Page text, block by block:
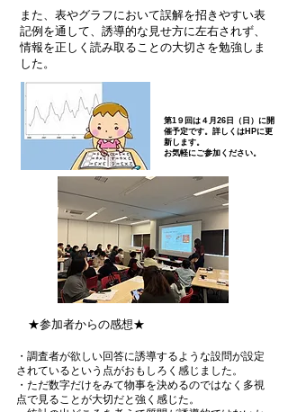
また、表やグラフにおいて誤解を招きやすい表
記例を通して、誘導的な見せ方に左右されず、
情報を正しく読み取ることの大切さを勉強しま
した。
第1９回は４月26日（日）に開
催予定です。 詳しくはHPに更
新します。
お気軽にご参加ください。
★参加者からの感想★
・調査者が欲しい回答に誘導するような設問が設定
されているという点がおもしろく感じました。
・ただ数字だけをみて物事を決めるのではなく多視
点で見ることが大切だと強く感じた。